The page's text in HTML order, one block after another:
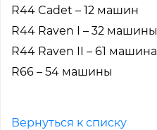
R44 Cadet – 12 машин
R44 Raven I – 32 машины
R44 Raven II – 61 машина
R66 – 54 машины
Вернуться к списку